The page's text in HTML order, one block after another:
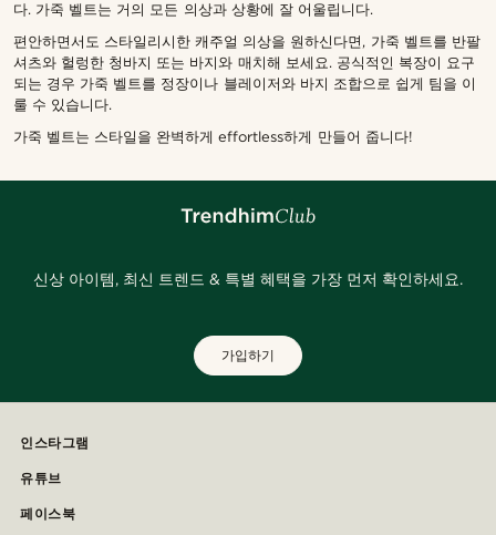
다. 가죽 벨트는 거의 모든 의상과 상황에 잘 어울립니다.
편안하면서도 스타일리시한 캐주얼 의상을 원하신다면, 가죽 벨트를 반팔
셔츠와 헐렁한 청바지 또는 바지와 매치해 보세요. 공식적인 복장이 요구
되는 경우 가죽 벨트를 정장이나 블레이저와 바지 조합으로 쉽게 팀을 이
룰 수 있습니다.
가죽 벨트는 스타일을 완벽하게 effortless하게 만들어 줍니다!
신상 아이템, 최신 트렌드 & 특별 혜택을 가장 먼저 확인하세요.
가입하기
인스타그램
유튜브
페이스북